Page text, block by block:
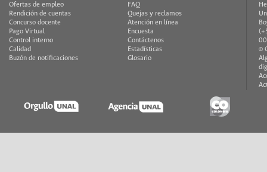
Ofertas de empleo
Rendición de cuentas
Concurso docente
Pago Virtual
Control interno
Calidad
Buzón de notificaciones
FAQ
Quejas y reclamos
Atención en línea
Encuesta
Contáctenos
Estadísticas
Glosario
©